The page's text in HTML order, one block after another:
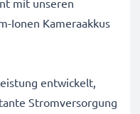
mit unseren
Ionen Kameraakkus
entwickelt,
Stromversorgung